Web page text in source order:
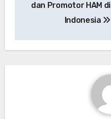
dan Promotor HAM di
Indonesia